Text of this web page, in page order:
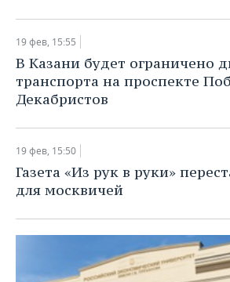
19 фев, 15:55
В Казани будет ограничено
транспорта на проспекте
Декабристов
19 фев, 15:50
Газета «Из рук в руки»
для москвичей